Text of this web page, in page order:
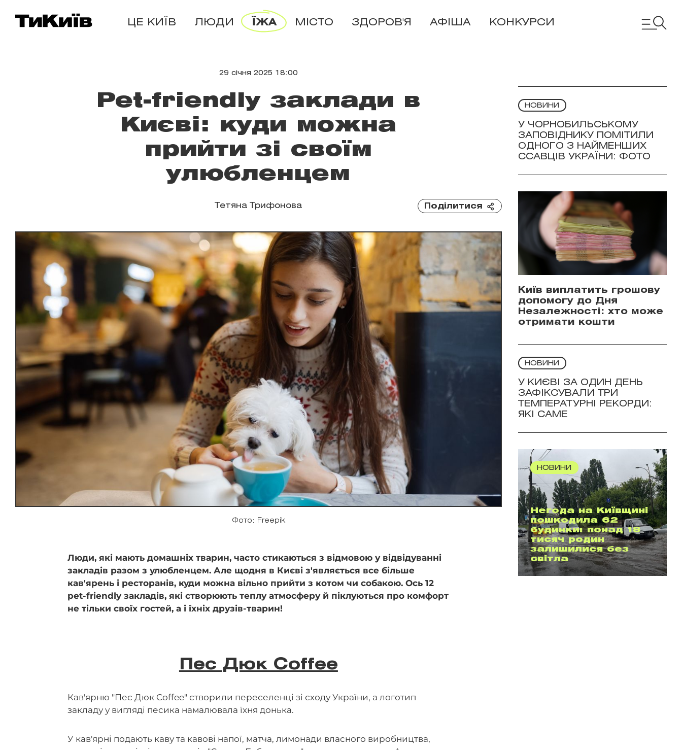
ЦЕ КИЇВ ЛЮДИ ЇЖА МІСТО ЗДОРОВ'Я АФІША КОНКУРСИ
29 січня 2025 18:00
Pet-friendly заклади в
Києві: куди можна
прийти зі своїм
улюбленцем
Тетяна Трифонова Поділитися
Фото: Freepik
Люди, які мають домашніх тварин, часто стикаються з відмовою у відвідуванні
закладів разом з улюбленцем. Але щодня в Києві з'являється все більше
кав'ярень і ресторанів, куди можна вільно прийти з котом чи собакою. Ось 12
pet-friendly закладів, які створюють теплу атмосферу й піклуються про комфорт
не тільки своїх гостей, а і їхніх друзів-тварин!
Пес Дюк Coffee
Кав'ярню "Пес Дюк Coffee" створили переселенці зі сходу України, а логотип
закладу у вигляді песика намалювала їхня донька.
У кав'ярні подають каву та кавові напої, матча, лимонади власного виробництва,
НОВИНИ
У ЧОРНОБИЛЬСЬКОМУ
ЗАПОВІДНИКУ ПОМІТИЛИ
ОДНОГО З НАЙМЕНШИХ
ССАВЦІВ УКРАЇНИ: ФОТО
Київ виплатить грошову
допомогу до Дня
Незалежності: хто може
отримати кошти
НОВИНИ
У КИЄВІ ЗА ОДИН ДЕНЬ
ЗАФІКСУВАЛИ ТРИ
ТЕМПЕРАТУРНІ РЕКОРДИ:
ЯКІ САМЕ
НОВИНИ
Негода на Київщині
пошкодила 62
будинки: понад 18
тисяч родин
залишилися без
світла